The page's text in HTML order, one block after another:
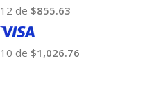
12 de $855.63
10 de $1,026.76